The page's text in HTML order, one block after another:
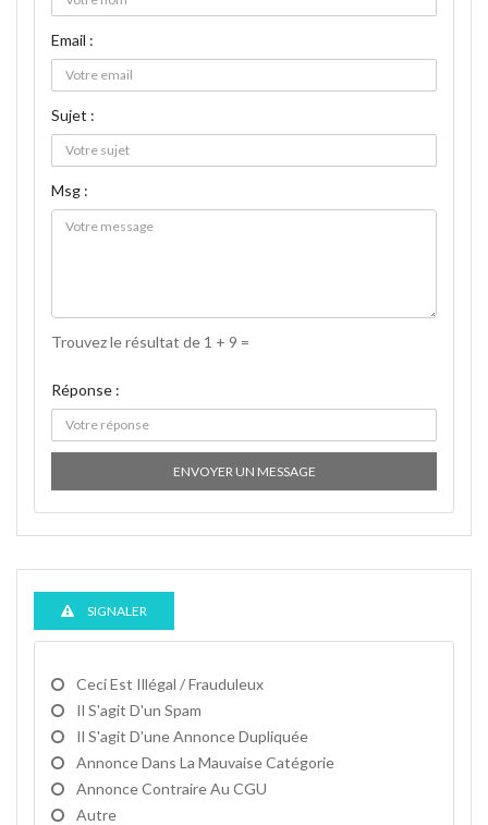
Email :
Sujet :
Msg :
Trouvez le résultat de 1 + 9 =
Réponse :
ENVOYER UN MESSAGE
SIGNALER
Ceci Est Illégal / Frauduleux
Il S'agit D'un Spam
Il S'agit D'une Annonce Dupliquée
Annonce Dans La Mauvaise Catégorie
Annonce Contraire Au CGU
Autre